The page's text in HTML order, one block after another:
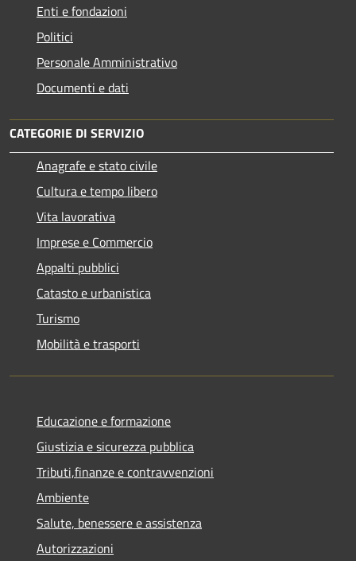
Enti e fondazioni
Politici
Personale Amministrativo
Documenti e dati
CATEGORIE DI SERVIZIO
Anagrafe e stato civile
Cultura e tempo libero
Vita lavorativa
Imprese e Commercio
Appalti pubblici
Catasto e urbanistica
Turismo
Mobilità e trasporti
Educazione e formazione
Giustizia e sicurezza pubblica
Tributi,finanze e contravvenzioni
Ambiente
Salute, benessere e assistenza
Autorizzazioni